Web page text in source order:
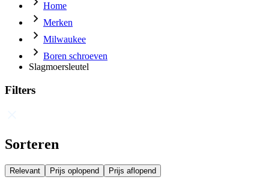
Home
Merken
Milwaukee
Boren schroeven
Slagmoersleutel
Filters
Sorteren
Relevant Prijs oplopend Prijs aflopend